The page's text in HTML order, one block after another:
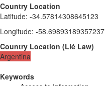
Country Location
Latitude: -34.57814308645123
Longitude: -58.69893189357237
Country Location (Lié Law)
Argentina
Keywords